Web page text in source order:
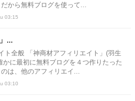
から無料ブログを使って...
03:15
...
ト全般 「神商材アフィリエイト」(羽生
に最初に無料ブログを４つ作りたった
は、他のアフィリエイ...
03:10